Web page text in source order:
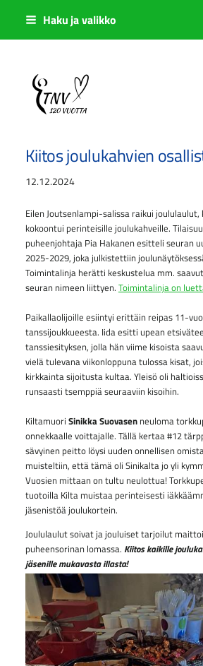
Siirry
sisältöön
Haku ja valikko
Sivuston etusivulle
Kiitos joulukahvien
12.12.2024
Eilen Joutsenlampi-salissa raikui joululaulut,
kokoontui perinteisille joulukahveille.
puheenjohtaja Pia Hakanen esitteli seuran
2025-2029, joka julkistettiin
Toimintalinja herätti keskustelua mm.
seuran nimeen liittyen. Toimintalinja on
Paikallaolijoille esiintyi erittäin reipas 11-
tanssijoukkueesta. Iida esitti upean
tanssiesityksen, jolla hän viime kisoista
vielä tulevana viikonloppuna tulossa kisat,
kirkkainta sijoitusta kultaa. Yleisö oli
runsaasti tsemppiä seuraaviin kisoihin.
Kiltamuori Sinikka Suovasenneuloma
onnekkaalle voittajalle. Tällä kertaa #12
sävyinen peitto löysi uuden onnellisen
muisteltiin, että tämä oli Sinikalta jo yli
Vuosien mittaan on tultu neulottua!
tuotoilla Kilta muistaa perinteisesti
jäsenistöä joulukortein.
Joululaulut soivat ja jouluiset tarjoilut
puheensorinan lomassa. Kiitos kaikille
jäsenille mukavasta illasta!